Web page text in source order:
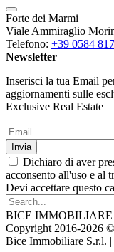
Forte dei Marmi
Viale Ammiraglio
Telefono: +39 0584
Newsletter
Inserisci la tua Email
aggiornamenti sulle
Exclusive Real Estate
Invia
Dichiaro di aver
acconsento all'uso e al
Devi accettare questo
BICE IMMOBILIARE
Copyright 2016-2026
Bice Immobiliare S.r.l.